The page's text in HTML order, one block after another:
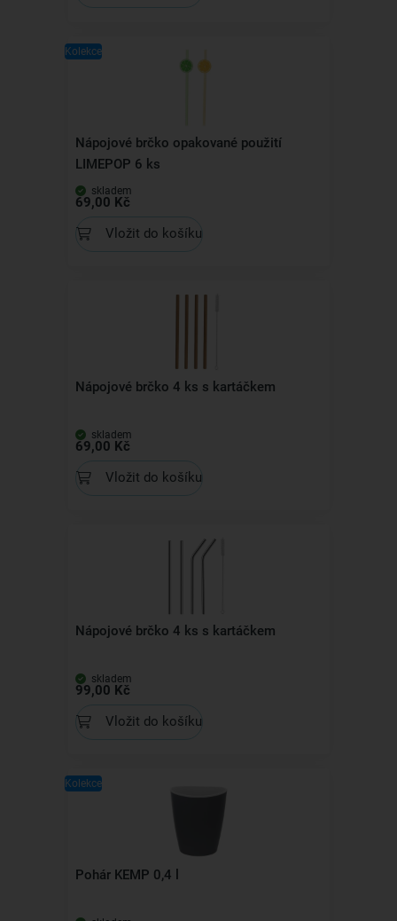
Kolekce
Nápojové brčko opakované použití
LIMEPOP 6 ks
skladem
69,00 Kč
Vložit do košíku
Nápojové brčko 4 ks s kartáčkem
skladem
69,00 Kč
Vložit do košíku
Nápojové brčko 4 ks s kartáčkem
skladem
99,00 Kč
Vložit do košíku
Kolekce
Pohár KEMP 0,4 l